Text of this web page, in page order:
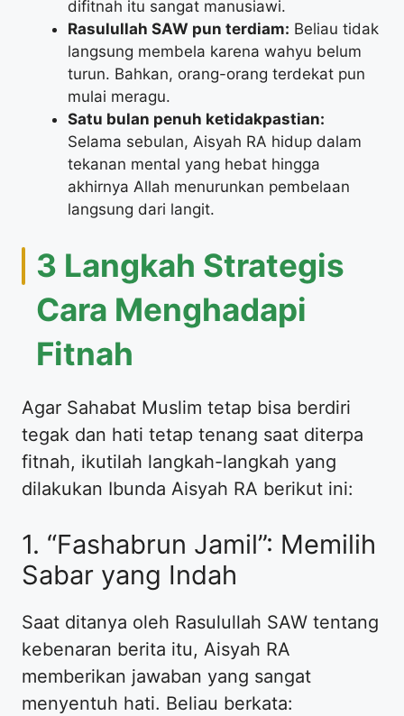
difitnah itu sangat manusiawi.
Rasulullah SAW pun terdiam: Beliau tidak
langsung membela karena wahyu belum
turun. Bahkan, orang-orang terdekat pun
mulai meragu.
Satu bulan penuh ketidakpastian:
Selama sebulan, Aisyah RA hidup dalam
tekanan mental yang hebat hingga
akhirnya Allah menurunkan pembelaan
langsung dari langit.
​3 Langkah Strategis
Cara Menghadapi
Fitnah
​Agar Sahabat Muslim tetap bisa berdiri
tegak dan hati tetap tenang saat diterpa
fitnah, ikutilah langkah-langkah yang
dilakukan Ibunda Aisyah RA berikut ini:
​1. “Fashabrun Jamil”: Memilih
Sabar yang Indah
​Saat ditanya oleh Rasulullah SAW tentang
kebenaran berita itu, Aisyah RA
memberikan jawaban yang sangat
menyentuh hati. Beliau berkata: